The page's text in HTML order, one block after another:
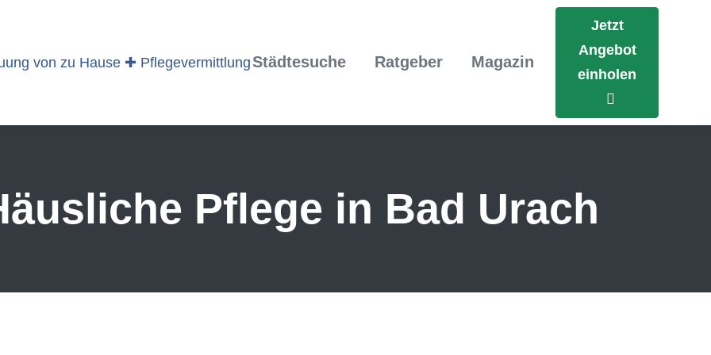
Städtesuche Ratgeber Magazin
Jetzt
Angebot
einholen
Pflege in Bad Urach